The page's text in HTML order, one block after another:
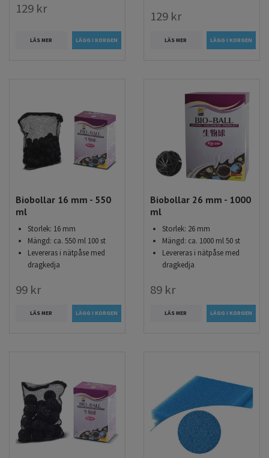
129 kr
LÄS MER
129 kr
LÄS MER
Biobollar 16 mm - 550
ml
Storlek: 16 mm
Mängd: ca. 550 ml 100 st
Levereras i nätpåse med
dragkedja
99 kr
LÄS MER
Biobollar 26 mm - 1000
ml
Storlek: 26 mm
Mängd: ca. 1000 ml 50 st
Levereras i nätpåse med
dragkedja
89 kr
LÄS MER